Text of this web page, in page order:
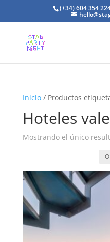
(+34) 604 354
Inicio/ Productos
Hoteles
Mostrando el único